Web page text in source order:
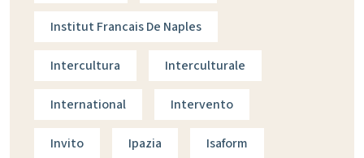
Institut Francais De Naples
Intercultura Interculturale
International Intervento
Invito Ipazia Isaform